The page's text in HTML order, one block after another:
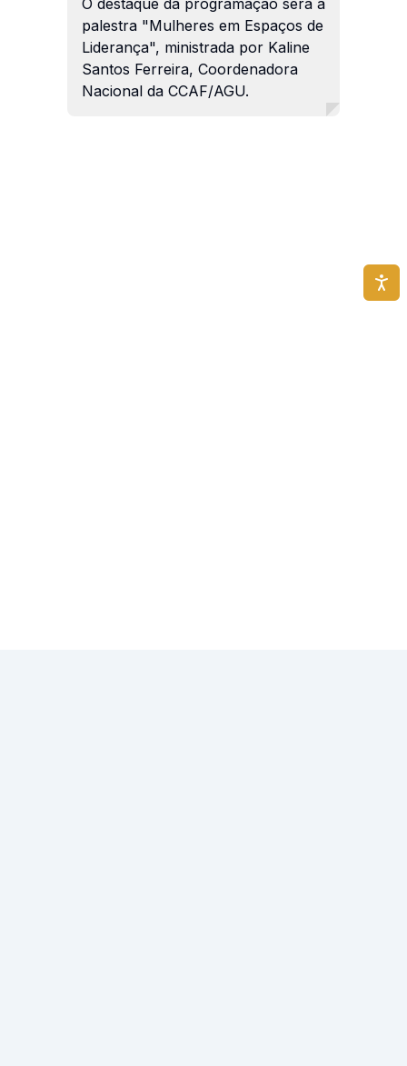
palestra "Mulheres em Espaços de
Liderança", ministrada por Kaline
Santos Ferreira, Coordenadora
Nacional da CCAF/AGU.